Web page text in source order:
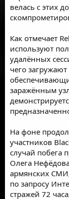
велась с этих
Как отмечает
используют
удалённых
чего
заражённым
На фоне
участников
случай побега
Олега
армянских
по запросу
стражей 72